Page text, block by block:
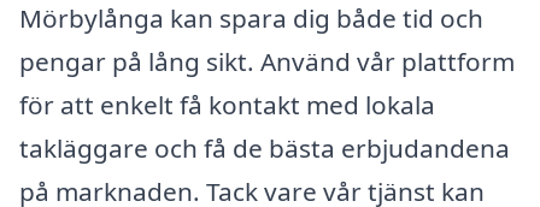
Mörbylånga kan spara dig både tid och
pengar på lång sikt. Använd vår plattform
för att enkelt få kontakt med lokala
takläggare och få de bästa erbjudandena
på marknaden. Tack vare vår tjänst kan